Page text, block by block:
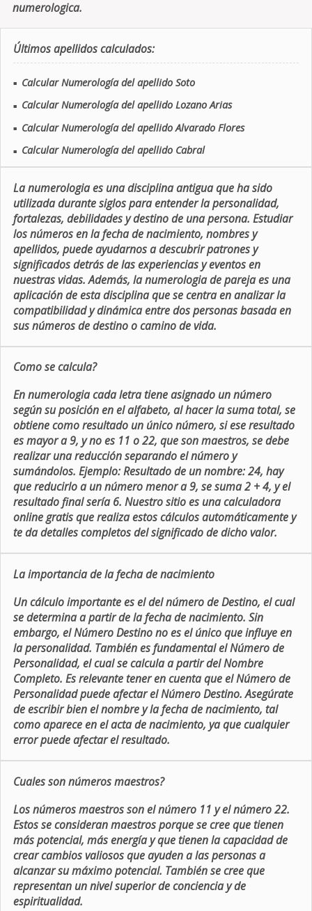
numerologica.
Últimos apellidos calculados:
■ Calcular Numerología del apellido Soto
■ Calcular Numerología del apellido Lozano Arias
■ Calcular Numerología del apellido Alvarado Flores
■ Calcular Numerología del apellido Cabral
La numerologia es una disciplina antigua que ha sido
utilizada durante siglos para entender la personalidad,
fortalezas, debilidades y destino de una persona. Estudiar
los números en la fecha de nacimiento, nombres y
apellidos, puede ayudarnos a descubrir patrones y
significados detrás de las experiencias y eventos en
nuestras vidas. Además, la numerologia de pareja es una
aplicación de esta disciplina que se centra en analizar la
compatibilidad y dinámica entre dos personas basada en
sus números de destino o camino de vida.
Como se calcula?
En numerologia cada letra tiene asignado un número
según su posición en el alfabeto, al hacer la suma total, se
obtiene como resultado un único número, si ese resultado
es mayor a 9, y no es 11 o 22, que son maestros, se debe
realizar una reducción separando el número y
sumándolos. Ejemplo: Resultado de un nombre: 24, hay
que reducirlo a un número menor a 9, se suma 2 + 4, y el
resultado final sería 6. Nuestro sitio es una calculadora
online gratis que realiza estos cálculos automáticamente y
te da detalles completos del significado de dicho valor.
La importancia de la fecha de nacimiento
Un cálculo importante es el del número de Destino, el cual
se determina a partir de la fecha de nacimiento. Sin
embargo, el Número Destino no es el único que influye en
la personalidad. También es fundamental el Número de
Personalidad, el cual se calcula a partir del Nombre
Completo. Es relevante tener en cuenta que el Número de
Personalidad puede afectar el Número Destino. Asegúrate
de escribir bien el nombre y la fecha de nacimiento, tal
como aparece en el acta de nacimiento, ya que cualquier
error puede afectar el resultado.
Cuales son números maestros?
Los números maestros son el número 11 y el número 22.
Estos se consideran maestros porque se cree que tienen
más potencial, más energía y que tienen la capacidad de
crear cambios valiosos que ayuden a las personas a
alcanzar su máximo potencial. También se cree que
representan un nivel superior de conciencia y de
espiritualidad.